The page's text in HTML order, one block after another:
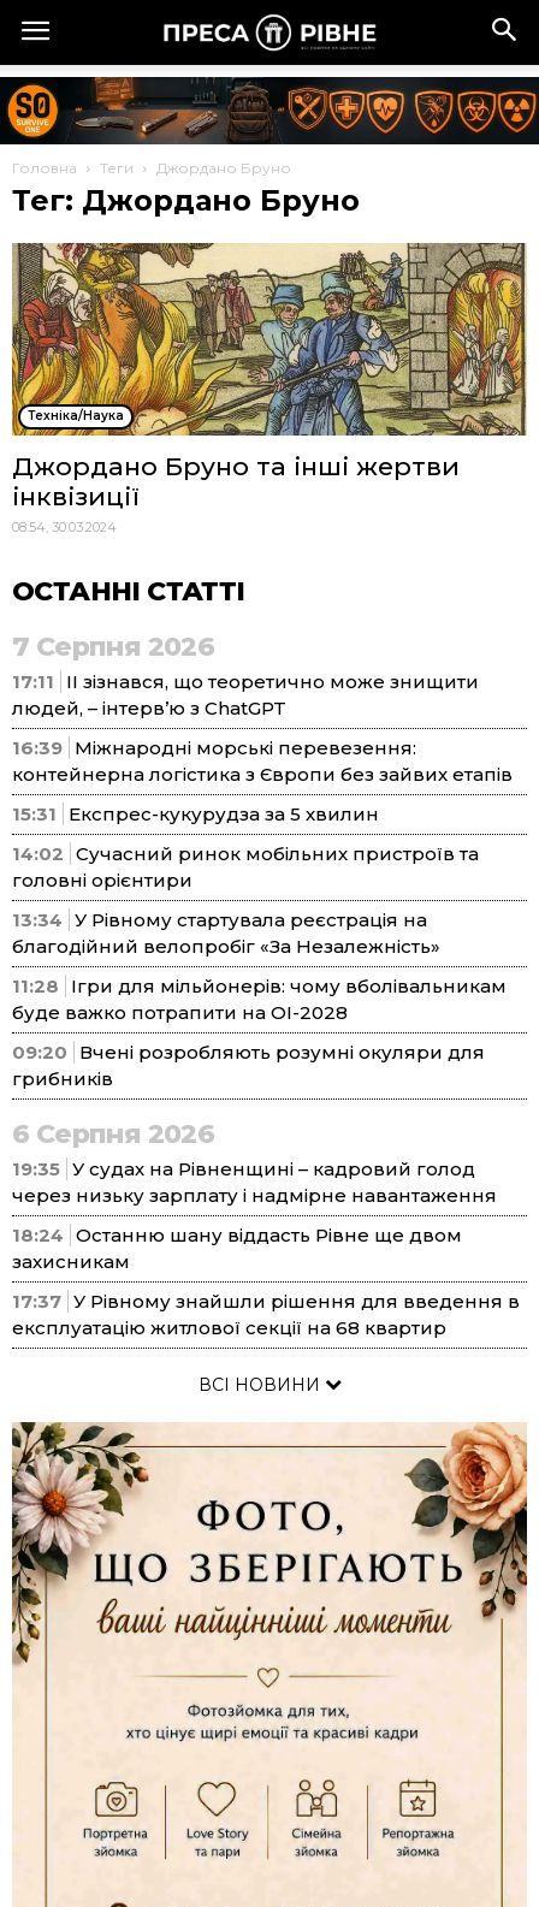
Головна Теги Джордано Бруно
Тег: Джордано Бруно
Техніка/Наука
Джордано Бруно та інші жертви
інквізиції
08:54, 30.03.2024
ОСТАННІ СТАТТІ
7 Серпня 2026
17:11
ІІ зізнався, що теоретично може знищити
людей, – інтерв’ю з ChatGPT
16:39 Міжнародні морські перевезення:
контейнерна логістика з Європи без зайвих етапів
15:31
Експрес-кукурудза за 5 хвилин
14:02 Сучасний ринок мобільних пристроїв та
головні орієнтири
13:34 У Рівному стартувала реєстрація на
благодійний велопробіг «За Незалежність»
11:28
Ігри для мільйонерів: чому вболівальникам
буде важко потрапити на ОІ-2028
09:20
Вчені розробляють розумні окуляри для
грибників
6 Серпня 2026
19:35 У судах на Рівненщині – кадровий голод
через низьку зарплату і надмірне навантаження
18:24 Останню шану віддасть Рівне ще двом
захисникам
17:37 У Рівному знайшли рішення для введення в
експлуатацію житлової секції на 68 квартир
ВСІ НОВИНИ